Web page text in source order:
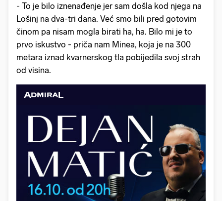
- To je bilo iznenađenje jer sam došla kod njega na
Lošinj na dva-tri dana. Već smo bili pred gotovim
činom pa nisam mogla birati ha, ha. Bilo mi je to
prvo iskustvo - priča nam Minea, koja je na 300
metara iznad kvarnerskog tla pobijedila svoj strah
od visina.